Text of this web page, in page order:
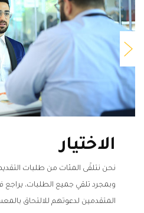
الاختيار
نحن نتلقّى المئات من طلبات
وبمجرد تلقي جميع الطلبات، يراجع
المتقدمين لدعوتهم للالتحاق